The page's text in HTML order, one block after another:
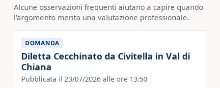
Alcune osservazioni frequenti aiutano a capire quando
l'argomento merita una valutazione professionale.
DOMANDA
Diletta Cecchinato da Civitella in Val di
Chiana
Pubblicata il 23/07/2026 alle ore 13:50